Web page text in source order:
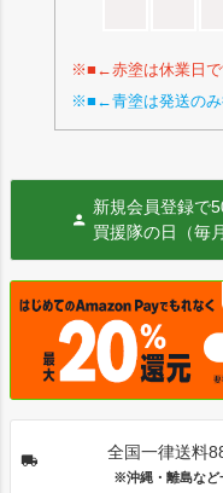
※■←赤塗は休業日で
※■←青塗は発送のみ
新規会員登録で
買援隊の日（毎
全国一律送料
※沖縄・離島な